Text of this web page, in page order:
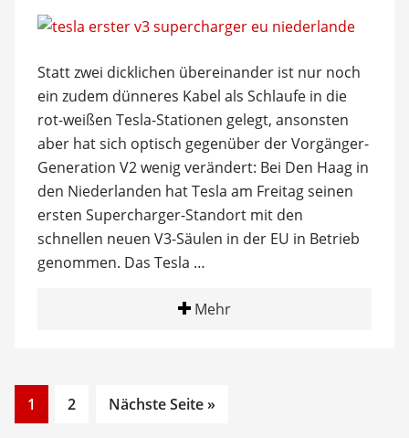
Statt zwei dicklichen übereinander ist nur noch
ein zudem dünneres Kabel als Schlaufe in die
rot-weißen Tesla-Stationen gelegt, ansonsten
aber hat sich optisch gegenüber der Vorgänger-
Generation V2 wenig verändert: Bei Den Haag in
den Niederlanden hat Tesla am Freitag seinen
ersten Supercharger-Standort mit den
schnellen neuen V3-Säulen in der EU in Betrieb
genommen. Das Tesla …
Mehr
Go
to
1
Go
2 Nächste Seite »